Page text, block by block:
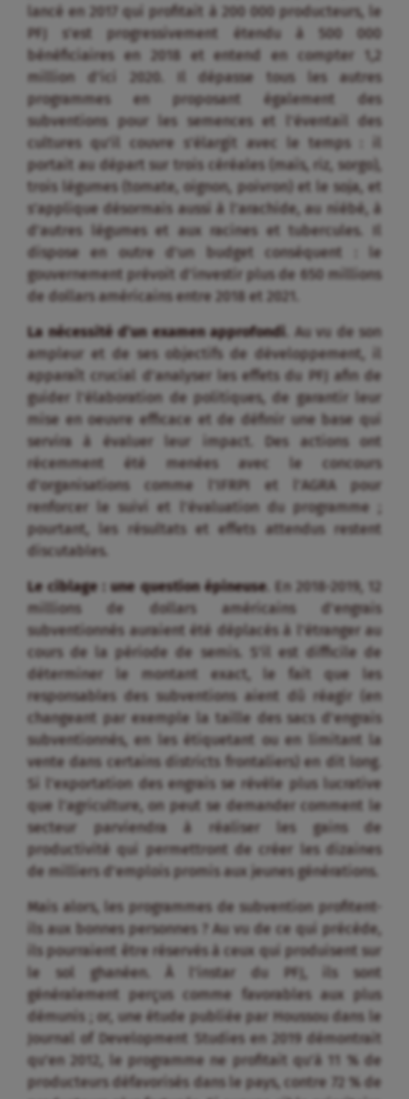
lancé en 2017 qui profitait à 200 000 producteurs, le
PFJ s’est progressivement étendu à 500 000
bénéficiaires en 2018 et entend en compter 1,2
million d’ici 2020. Il dépasse tous les autres
programmes en proposant également des
subventions pour les semences et l’éventail des
cultures qu’il couvre s’élargit avec le temps : il
portait au départ sur trois céréales (maïs, riz, sorgo),
trois légumes (tomate, oignon, poivron) et le soja, et
s’applique désormais aussi à l’arachide, au niébé, à
d’autres légumes et aux racines et tubercules. Il
dispose en outre d’un budget conséquent : le
gouvernement prévoit d’investir plus de 650 millions
de dollars américains entre 2018 et 2021.
La nécessité d’un examen approfondi
. Au vu de son
ampleur et de ses objectifs de développement, il
apparaît crucial d’analyser les effets du PFJ afin de
guider l’élaboration de politiques, de garantir leur
mise en oeuvre efficace et de définir une base qui
servira à évaluer leur impact. Des actions ont
récemment été menées avec le concours
d’organisations comme l’IFRPI et l’AGRA pour
renforcer le suivi et l’évaluation du programme ;
pourtant, les résultats et effets attendus restent
discutables.
Le ciblage : une question épineuse. En 2018-2019, 12
millions de dollars américains d’engrais
subventionnés auraient été déplacés à l’étranger au
cours de la période de semis. S’il est difficile de
déterminer le montant exact, le fait que les
responsables des subventions aient dû réagir (en
changeant par exemple la taille des sacs d’engrais
subventionnés, en les étiquetant ou en limitant la
vente dans certains districts frontaliers) en dit long.
Si l’exportation des engrais se révèle plus lucrative
que l’agriculture, on peut se demander comment le
secteur parviendra à réaliser les gains de
productivité qui permettront de créer les dizaines
de milliers d’emplois promis aux jeunes générations.
Mais alors, les programmes de subvention profitent-
ils aux bonnes personnes ? Au vu de ce qui précède,
ils pourraient être réservés à ceux qui produisent sur
le sol ghanéen. À l’instar du PFJ, ils sont
généralement perçus comme favorables aux plus
démunis ; or, une étude publiée par Houssou dans le
Journal of Development Studies en 2019 démontrait
qu’en 2012, le programme ne profitait qu’à 11 % de
producteurs défavorisés dans le pays, contre 72 % de